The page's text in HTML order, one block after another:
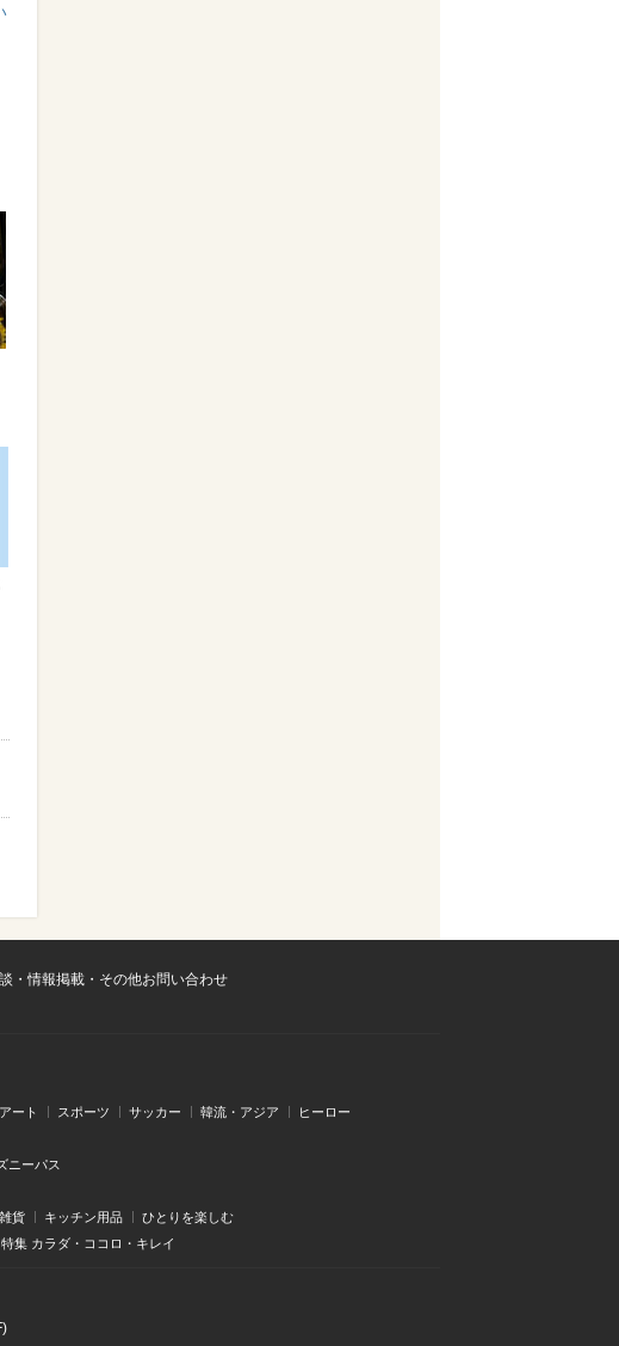
・情報掲載・その他お問い合わせ
アート スポーツ サッカー 韓流・アジア ヒーロー
ニーパス
雑貨 キッチン用品 ひとりを楽しむ
特集 カラダ・ココロ・キレイ